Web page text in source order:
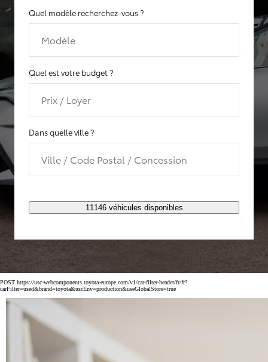
Quel modèle recherchez-vous ?
Modèle
Quel est votre budget ?
Prix / Loyer
Dans quelle ville ?
Ville / Code Postal / Concession
11146 véhicules disponibles
POST https://usc-webcomponents.toyota-europe.com/v1/car-filter-header/fr/fr?
carFilter=used&brand=toyota&uscEnv=production&useGlobalStore=true